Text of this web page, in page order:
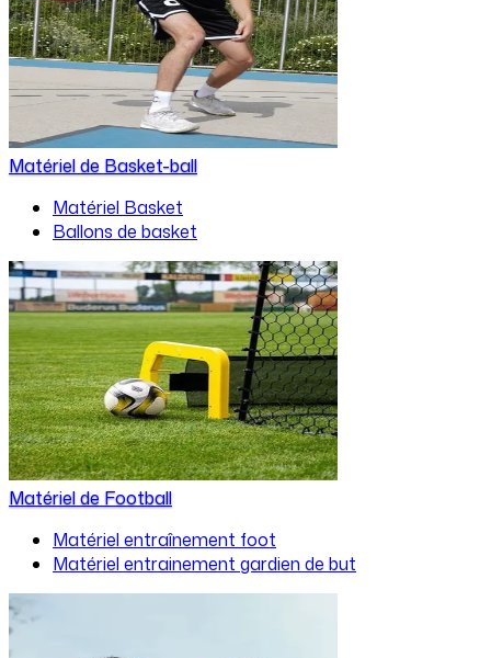
Matériel de Basket-ball
Matériel Basket
Ballons de basket
Matériel de Football
Matériel entraînement foot
Matériel entrainement gardien de but